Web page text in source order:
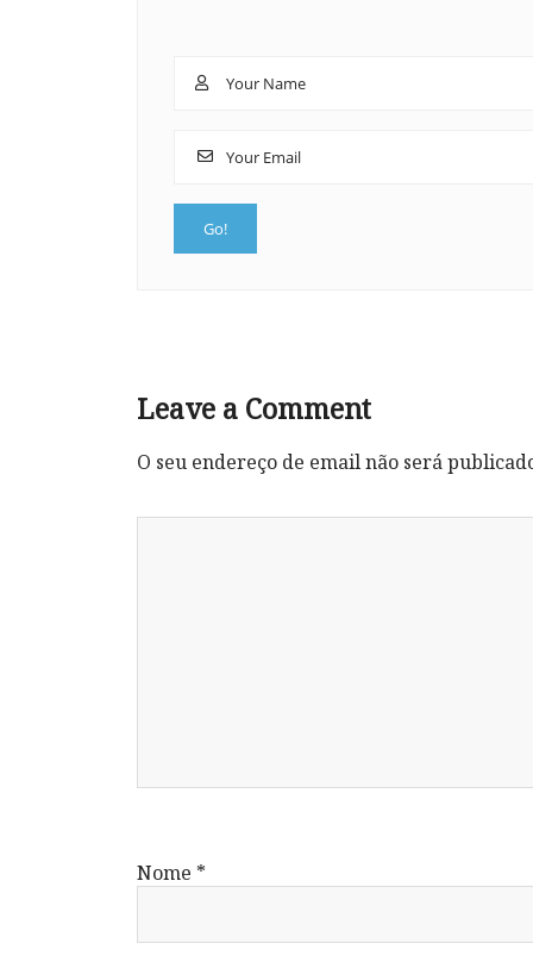
Leave a Comment
O seu endereço de email não será
Nome *